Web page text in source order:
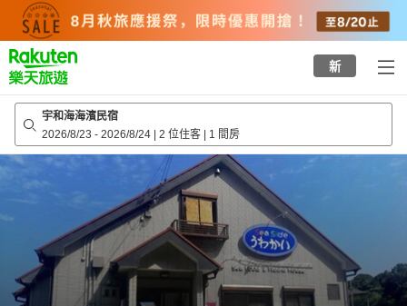
top
page
新
宇和海海濱民宿
2026/8/23 - 2026/8/24 | 2 位住客 | 1 間房